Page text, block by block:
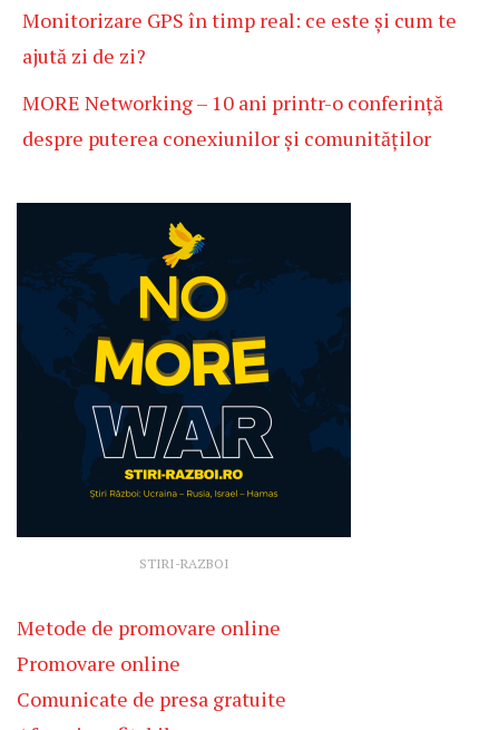
Monitorizare GPS în timp real: ce este și cum te
ajută zi de zi?
MORE Networking – 10 ani printr-o conferință
despre puterea conexiunilor și comunităților
STIRI-RAZBOI
Metode de promovare online
Promovare online
Comunicate de presa gratuite